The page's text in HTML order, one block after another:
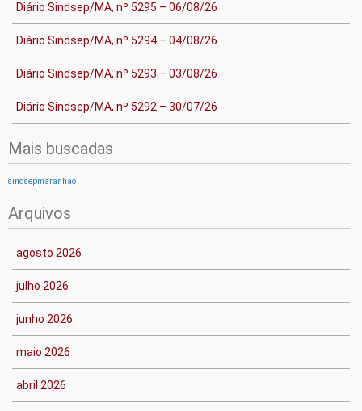
Diário Sindsep/MA, nº 5295 – 06/08/26
Diário Sindsep/MA, nº 5294 – 04/08/26
Diário Sindsep/MA, nº 5293 – 03/08/26
Diário Sindsep/MA, nº 5292 – 30/07/26
Mais buscadas
sindsepmaranhão
Arquivos
agosto 2026
julho 2026
junho 2026
maio 2026
abril 2026